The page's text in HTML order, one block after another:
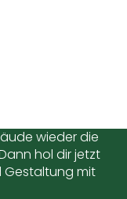
wieder die
hol dir jetzt
Gestaltung mit